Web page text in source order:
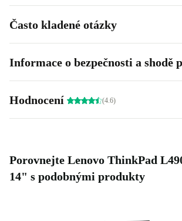
Často kladené otázky
Informace o bezpečnosti a shodě
Hodnocení (4.6)
Porovnejte Lenovo ThinkPad
14" s podobnými produkty